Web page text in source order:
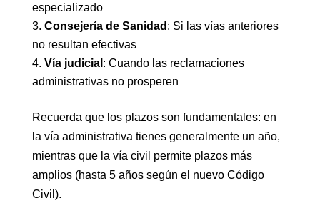
especializado
Consejería de Sanidad : Si las vías anteriores
no resultan efectivas
Vía judicial : Cuando las reclamaciones
administrativas no prosperen
Recuerda que los plazos son fundamentales: en
la vía administrativa tienes generalmente un año,
mientras que la vía civil permite plazos más
amplios (hasta 5 años según el nuevo Código
Civil).